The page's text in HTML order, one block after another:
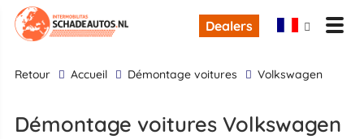
Dealers
retour Accueil Démontage voitures Volkswagen
Démontage voitures Volkswagen